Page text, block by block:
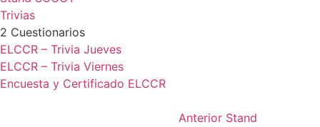
Trivias
2 Cuestionarios
ELCCR – Trivia Jueves
ELCCR – Trivia Viernes
Encuesta y Certificado ELCCR
Anterior Stand